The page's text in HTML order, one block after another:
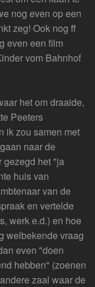
nog even op een
zeg! Ook nog ff
even een film
vom Bahnhof
het om draaide,
Peeters
ik zou samen met
naar de
gezegd het "ja
huis van
van de
en vertelde
werk e.d.) en hoe
welbekende vraag
even "doen
hebben" (zoenen
zaal waar de